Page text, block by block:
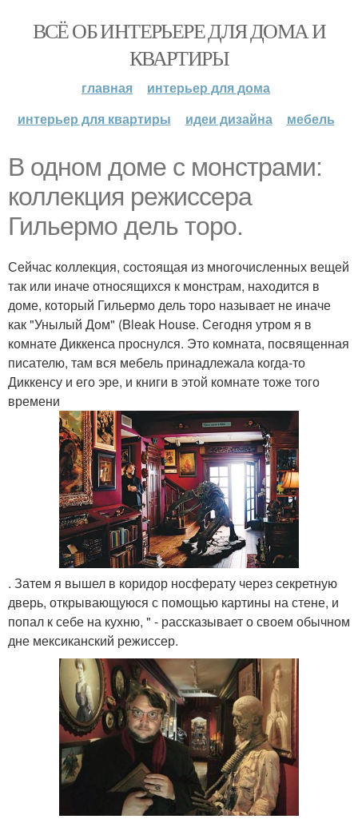
ВСЁ ОБ ИНТЕРЬЕРЕ ДЛЯ ДОМА И
КВАРТИРЫ
главная
интерьер для дома
интерьер для квартиры
идеи дизайна мебель
В одном доме с монстрами:
коллекция режиссера
Гильермо дель торо.
Сейчас коллекция, состоящая из многочисленных вещей
так или иначе относящихся к монстрам, находится в
доме, который Гильермо дель торо называет не иначе
как "Унылый Дом" (Bleak House. Сегодня утром я в
комнате Диккенса проснулся. Это комната, посвященная
писателю, там вся мебель принадлежала когда-то
Диккенсу и его эре, и книги в этой комнате тоже того
времени
. Затем я вышел в коридор носферату через секретную
дверь, открывающуюся с помощью картины на стене, и
попал к себе на кухню, " - рассказывает о своем обычном
дне мексиканский режиссер.